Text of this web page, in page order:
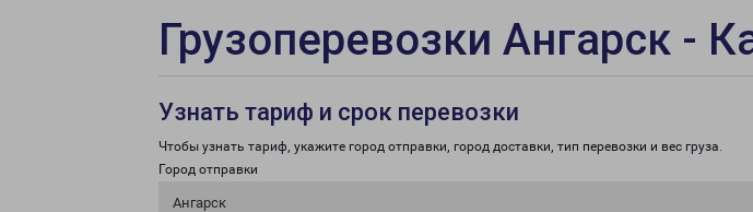
Грузоперевозки Ангарск -
Узнать тариф и срок перевозки
Чтобы узнать тариф, укажите город отправки, город доставки, тип перевозки и вес груза.
Город отправки
Ангарск